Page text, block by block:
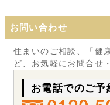
お問い合わせ
住まいのご相談、「健
ど、お気軽にお問合せ
お電話でのご予